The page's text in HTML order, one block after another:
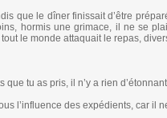
que le dîner finissait d’être
hormis une grimace, il ne se
le monde attaquait le repas,
tu as pris, il n’y a rien
l’influence des expédients, car il